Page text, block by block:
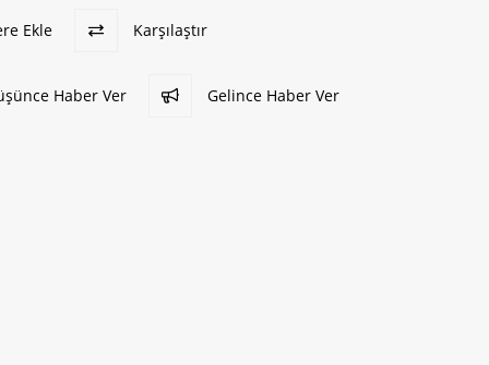
Ekle Karşılaştır
Haber Ver Gelince Haber Ver